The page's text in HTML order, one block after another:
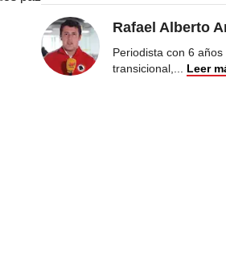
Rafael Alberto
Periodista con 6
transicional,... Leer